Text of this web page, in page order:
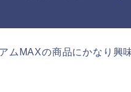
ムMAXの商品にかなり興